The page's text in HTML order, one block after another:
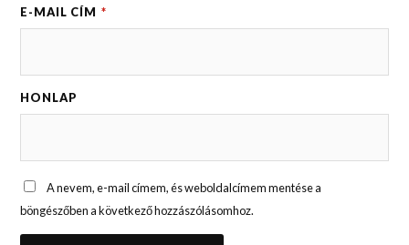
E-MAIL CÍM *
HONLAP
A nevem, e-mail címem, és weboldalcímem mentése a
böngészőben a következő hozzászólásomhoz.